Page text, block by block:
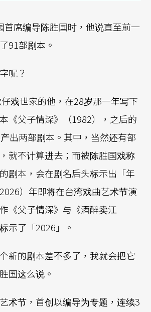
首席编导陈胜国时，他说直至前一
91部剧本。
呢？
戏世家的他，在28岁那一年写下
《父子情深》（1982），之后的
出两部剧本。其中，当然还有部
就不计算进去；而被陈胜国戏称
剧本，会在剧名后头标示出「年
）年即将在台湾戏曲艺术节演
《父子情深》与《酒醉卖江
示了「2026」。
新的剧本差不多了，我就会把它
国这么说。
术节，首创以编导为专题，连续3